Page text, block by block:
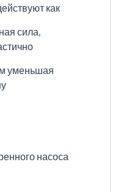
как
сила,
уменьшая
насоса